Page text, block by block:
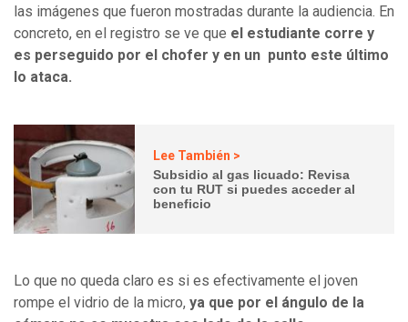
las imágenes que fueron mostradas durante la audiencia. En
concreto, en el registro se ve que el estudiante corre y
es perseguido por el chofer y en un punto este último
lo ataca.
Lee También >
Subsidio al gas licuado: Revisa
con tu RUT si puedes acceder al
beneficio
Lo que no queda claro es si es efectivamente el joven
rompe el vidrio de la micro, ya que por el ángulo de la